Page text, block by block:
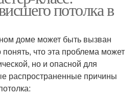
потолка в
доме может быть вызван
что эта проблема может
но и опасной для
распространенные причины